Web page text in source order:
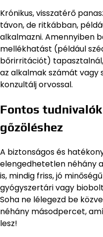
Krónikus, visszatérő
távon, de ritkábban,
alkalmazni. Amennyiben
mellékhatást (például
bőrirritációt)
az alkalmak számát vagy
konzultálj orvossal.
Fontos
gőzöléshez
A biztonságos és
elengedhetetlen néhány
is, mindig friss, jó
gyógyszertári vagy
Soha ne lélegezd be
néhány másodpercet,
lesz!